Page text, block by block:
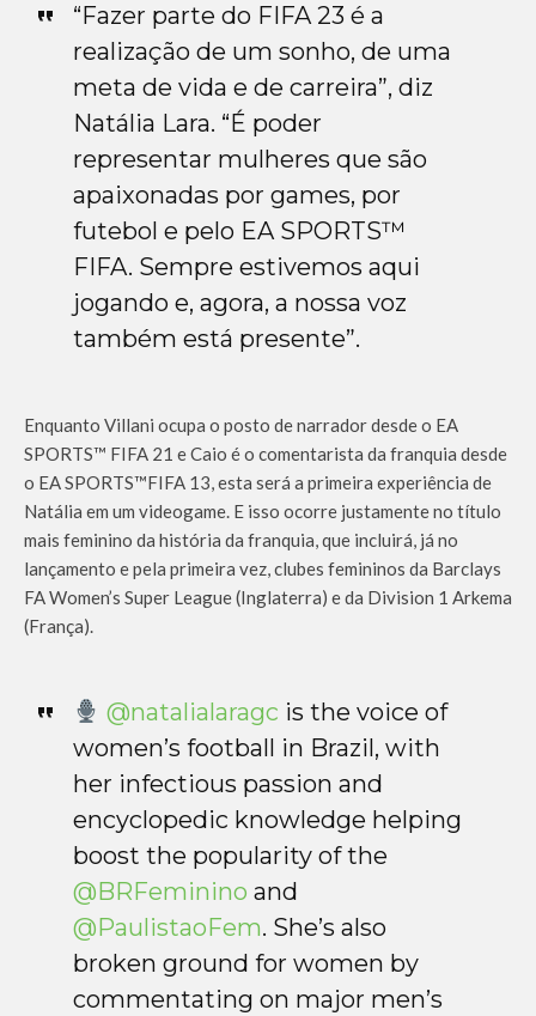
“Fazer parte do FIFA 23 é a
realização de um sonho, de uma
meta de vida e de carreira”, diz
Natália Lara. “É poder
representar mulheres que são
apaixonadas por games, por
futebol e pelo EA SPORTS™
FIFA. Sempre estivemos aqui
jogando e, agora, a nossa voz
também está presente”.
Enquanto Villani ocupa o posto de narrador desde o EA
SPORTS™ FIFA 21 e Caio é o comentarista da franquia desde
o EA SPORTS™FIFA 13, esta será a primeira experiência de
Natália em um videogame. E isso ocorre justamente no título
mais feminino da história da franquia, que incluirá, já no
lançamento e pela primeira vez, clubes femininos da Barclays
FA Women’s Super League (Inglaterra) e da Division 1 Arkema
(França).
@natalialaragc is the voice of
women’s football in Brazil, with
her infectious passion and
encyclopedic knowledge helping
boost the popularity of the
@BRFeminino and
@PaulistaoFem. She’s also
broken ground for women by
commentating on major men’s